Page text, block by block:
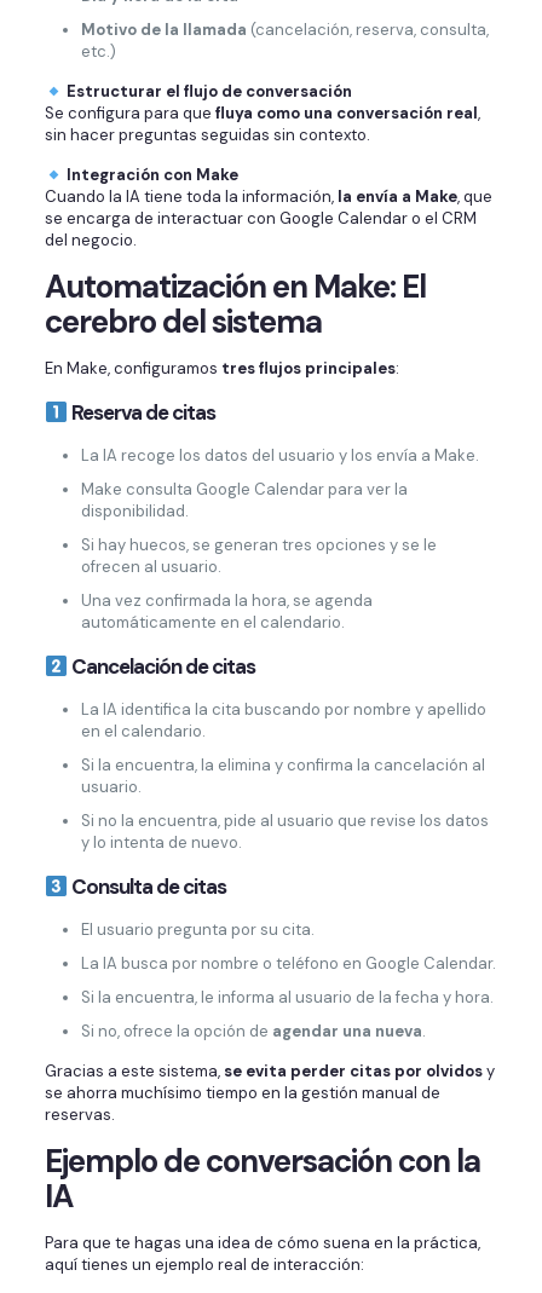
Motivo de la llamada (cancelación, reserva, consulta,
etc.)
Estructurar el flujo de conversación
Se configura para que fluya como una conversación real,
sin hacer preguntas seguidas sin contexto.
Integración con Make
Cuando la IA tiene toda la información, la envía a Make, que
se encarga de interactuar con Google Calendar o el CRM
del negocio.
Automatización en Make: El
cerebro del sistema
En Make, configuramos tres flujos principales:
Reserva de citas
La IA recoge los datos del usuario y los envía a Make.
Make consulta Google Calendar para ver la
disponibilidad.
Si hay huecos, se generan tres opciones y se le
ofrecen al usuario.
Una vez confirmada la hora, se agenda
automáticamente en el calendario.
Cancelación de citas
La IA identifica la cita buscando por nombre y apellido
en el calendario.
Si la encuentra, la elimina y confirma la cancelación al
usuario.
Si no la encuentra, pide al usuario que revise los datos
y lo intenta de nuevo.
Consulta de citas
El usuario pregunta por su cita.
La IA busca por nombre o teléfono en Google Calendar.
Si la encuentra, le informa al usuario de la fecha y hora.
Si no, ofrece la opción de agendar una nueva.
Gracias a este sistema, se evita perder citas por olvidosy
se ahorra muchísimo tiempo en la gestión manual de
reservas.
Ejemplo de conversación con la
IA
Para que te hagas una idea de cómo suena en la práctica,
aquí tienes un ejemplo real de interacción: